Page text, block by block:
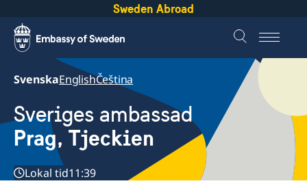
Sweden Abroad
SvenskaEnglishČeština
Sveriges ambassad
Prag, Tjeckien
Lokal tid11:39